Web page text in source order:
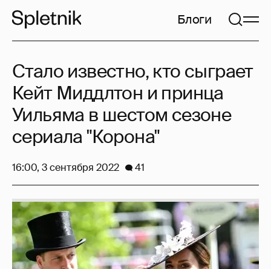
Блоги
Стало известно, кто сыграет
Кейт Миддлтон и принца
Уильяма в шестом сезоне
сериала "Корона"
16:00, 3 сентября 2022 41